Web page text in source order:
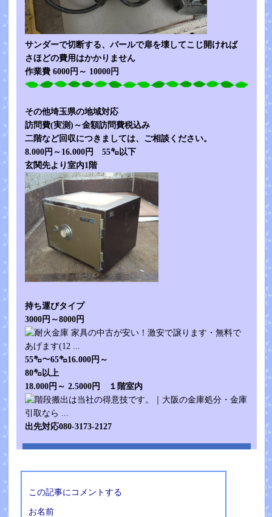
サンダーで切断する、バールで扉を壊してこじ開ければ
さほどの費用はかかりません
作業費 6000円～ 10000円
その他埼玉県の地域対応
訪問費(実測)～金額訪問費税込み
二階など回収につきましては、ご相談ください。
8.000円～16.000円 55㌔以下
玄関先より室内1階
持ち運びタイプ
3000円～8000円
55㌔～65㌔16.000円～
80㌔以上
18.000円～ 2.5000円 １階室内
出先対応080-3173-2127
この記事にコメントする
お名前